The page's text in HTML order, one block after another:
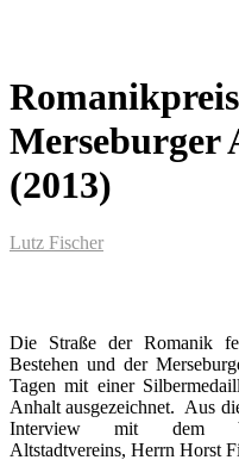
Merseburger
(2013)
Lutz Fischer
Die Straße der Romanik
Bestehen und der
Tagen mit einer
Anhalt ausgezeichnet. Aus
Interview mit dem
Altstadtvereins, Herrn Horst